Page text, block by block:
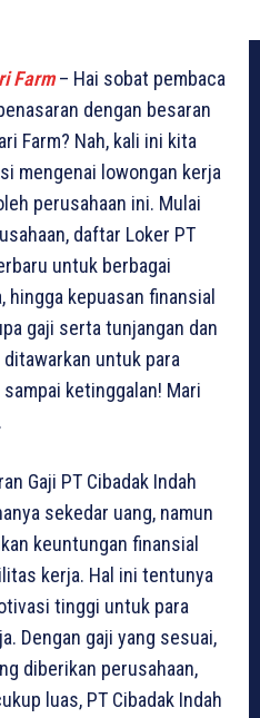
Farm– Hai sobat pembaca
dengan besaran
Farm? Nah, kali ini kita
mengenai lowongan kerja
perusahaan ini. Mulai
daftar Loker PT
untuk berbagai
kepuasan finansial
gaji serta tunjangan dan
untuk para
ketinggalan! Mari
Gaji PT Cibadak Indah
sekedar uang, namun
keuntungan finansial
kerja. Hal ini tentunya
tinggi untuk para
Dengan gaji yang sesuai,
diberikan perusahaan,
luas, PT Cibadak Indah